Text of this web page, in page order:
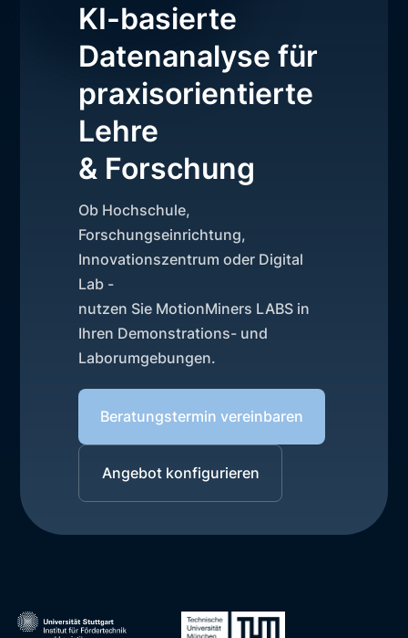
KI-basierte
Datenanalyse für
praxisorientierte
Lehre
& Forschung
Ob Hochschule,
Forschungseinrichtung,
Innovationszentrum oder Digital
Lab -
nutzen Sie MotionMiners LABS in
Ihren Demonstrations- und
Laborumgebungen.
Beratungstermin vereinbaren
Angebot konfigurieren